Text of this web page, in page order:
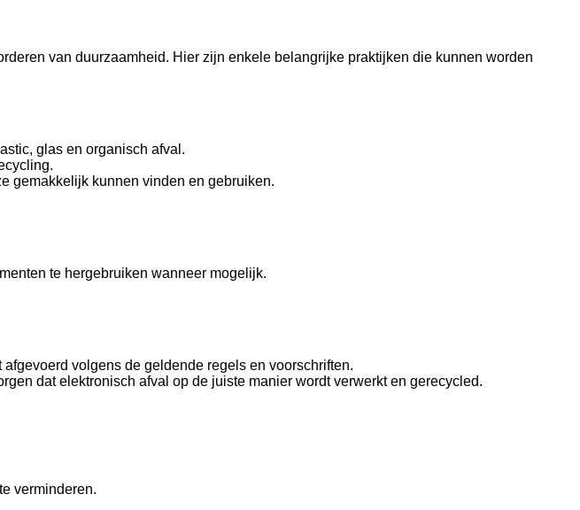
van duurzaamheid. Hier zijn enkele belangrijke praktijken die kunnen worden
glas en organisch afval.
gemakkelijk kunnen vinden en gebruiken.
te hergebruiken wanneer mogelijk.
volgens de geldende regels en voorschriften.
dat elektronisch afval op de juiste manier wordt verwerkt en gerecycled.
verminderen.